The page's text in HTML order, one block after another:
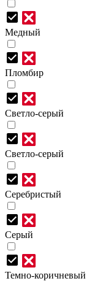
Медный
Пломбир
Светло-серый
Светло-серый
Серебристый
Серый
Темно-коричневый